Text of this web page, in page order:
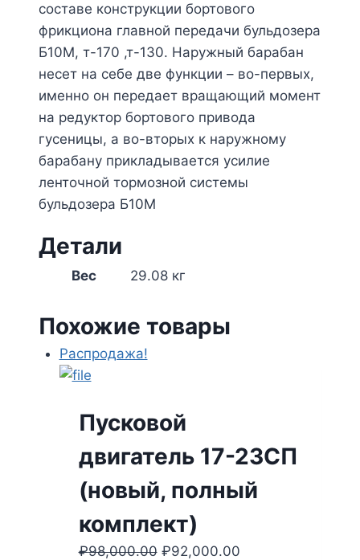
составе конструкции бортового
фрикциона главной передачи бульдозера
Б10М, т-170 ,т-130. Наружный барабан
несет на себе две функции – во-первых,
именно он передает вращающий момент
на редуктор бортового привода
гусеницы, а во-вторых к наружному
барабану прикладывается усилие
ленточной тормозной системы
бульдозера Б10М
Детали
Вес 29.08 кг
Похожие товары
Распродажа!
Пусковой
двигатель 17-23СП
(новый, полный
комплект)
₽98,000.00 Первоначальная
₽92,000.00